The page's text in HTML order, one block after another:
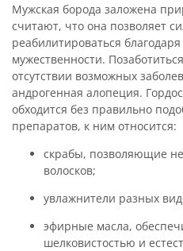
Мужская борода заложена
считают, что она позволяет
реабилитироваться
мужественности.
отсутствии возможных
андрогенная алопеция.
обходится без правильно
препаратов, к ним относится:
скрабы, позволяющие
волосков;
увлажнители разных
эфирные масла,
шелковистостью и